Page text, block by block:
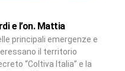
e l’on. Mattia
principali emergenze e
il territorio
“Coltiva Italia” e la